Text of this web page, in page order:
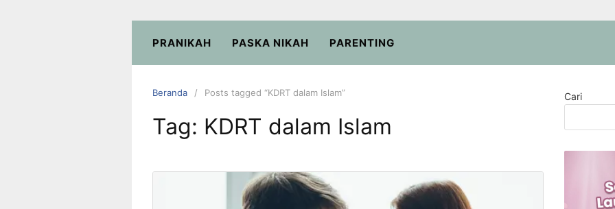
PRANIKAH PASKA NIKAH PARENTING
Beranda Posts tagged “KDRT dalam Islam”
Tag: KDRT dalam Islam
Cari